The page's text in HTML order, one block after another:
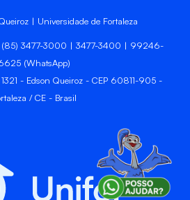
| Universidade de Fortaleza
(85) 3477-3000 | 3477-3400 | 99246-
(WhatsApp)
- Edson Queiroz - CEP 60811-905 -
/ CE - Brasil